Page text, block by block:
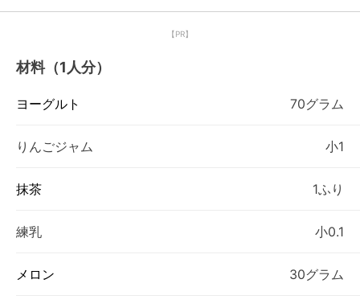
【PR】
材料（1人分）
ヨーグルト 70グラム
りんごジャム 小1
抹茶 1ふり
練乳 小0.1
メロン 30グラム